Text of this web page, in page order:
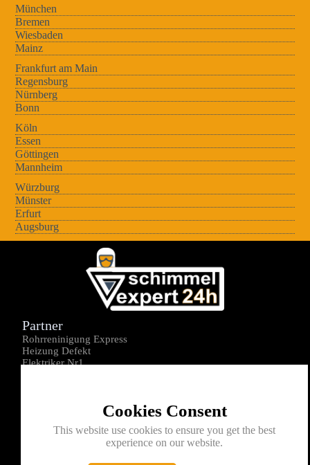
München
Bremen
Wiesbaden
Mainz
Frankfurt am Main
Regensburg
Nürnberg
Bonn
Köln
Essen
Göttingen
Mannheim
Würzburg
Münster
Erfurt
Augsburg
Cookies Consent
This website use cookies to ensure you get the best
experience on our website.
Partner
Rohrreninigung Express
Heizung Defekt
Elektriker Nr1
Kontakt